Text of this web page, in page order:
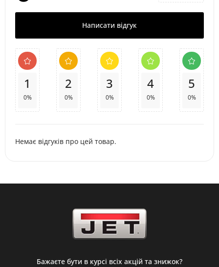
Написати відгук
1
0%
2
0%
3
0%
4
0%
5
0%
Немає відгуків про цей товар.
Бажаєте бути в курсі всіх акцій та знижок?